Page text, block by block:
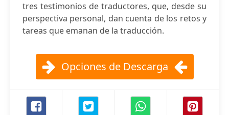
tres testimonios de traductores, que, desde su
perspectiva personal, dan cuenta de los retos y
tareas que emanan de la traducción.
Opciones de Descarga